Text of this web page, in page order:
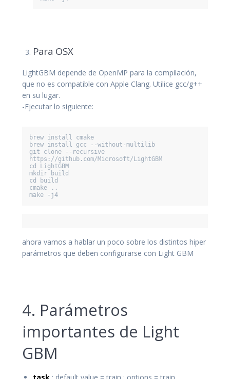
Para OSX
LightGBM depende de OpenMP para la compilación,
que no es compatible con Apple Clang. Utilice gcc/g++
en su lugar.
-Ejecutar lo siguiente:
brew install cmake
brew install gcc --without-multilib
git clone --recursive
https://github.com/Microsoft/LightGBM
cd LightGBM
mkdir build
cd build
cmake ..
make -j4
ahora vamos a hablar un poco sobre los distintos hiper
parámetros que deben configurarse con Light GBM
4. Parámetros
importantes de Light
GBM